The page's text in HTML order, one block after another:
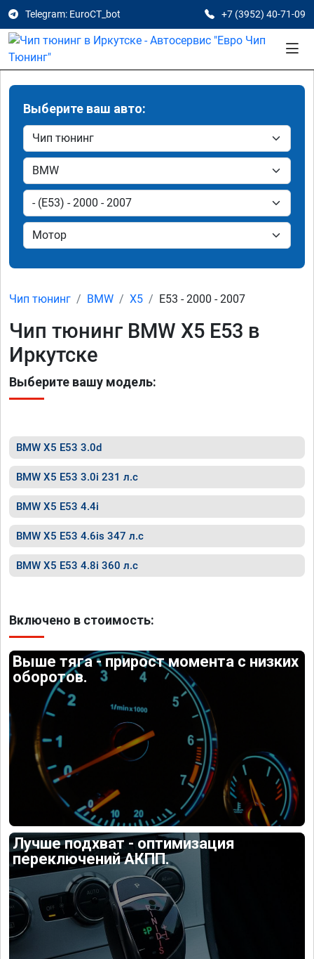
Telegram: EuroCT_bot +7 (3952) 40-71-09
Выберите ваш авто:
Чип тюнинг BMW X5 E53 - 2000 - 2007
Чип тюнинг BMW X5 E53 в
Иркутске
Выберите вашу модель:
BMW X5 E53 3.0d
BMW X5 E53 3.0i 231 л.с
BMW X5 E53 4.4i
BMW X5 E53 4.6is 347 л.с
BMW X5 E53 4.8i 360 л.с
Включено в стоимость:
Выше тяга - прирост момента с низких
оборотов.
Лучше подхват - оптимизация
переключений АКПП.